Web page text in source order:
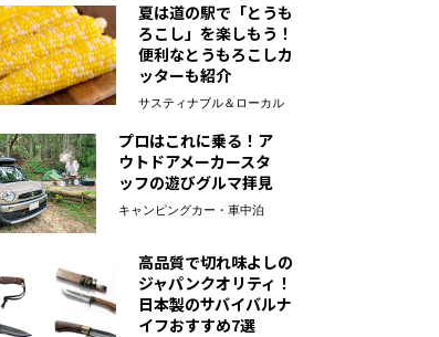
夏は道の駅で「とうも
ろこし」を楽しもう！
便利なとうもろこしカ
ッターも紹介
サスティナブル＆ローカル
プロはこれに乗る！ア
ウトドアメーカースタ
ッフの遊びグルマ拝見
キャンピングカー・車中泊
高品質で切れ味よしの
ジャパンクオリティ！
日本製のサバイバルナ
イフおすすめ7選